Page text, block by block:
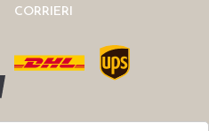
CORRIERI